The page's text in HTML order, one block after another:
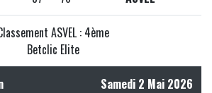
ASVEL : 4ème
Betclic Elite
Samedi 2 Mai 2026